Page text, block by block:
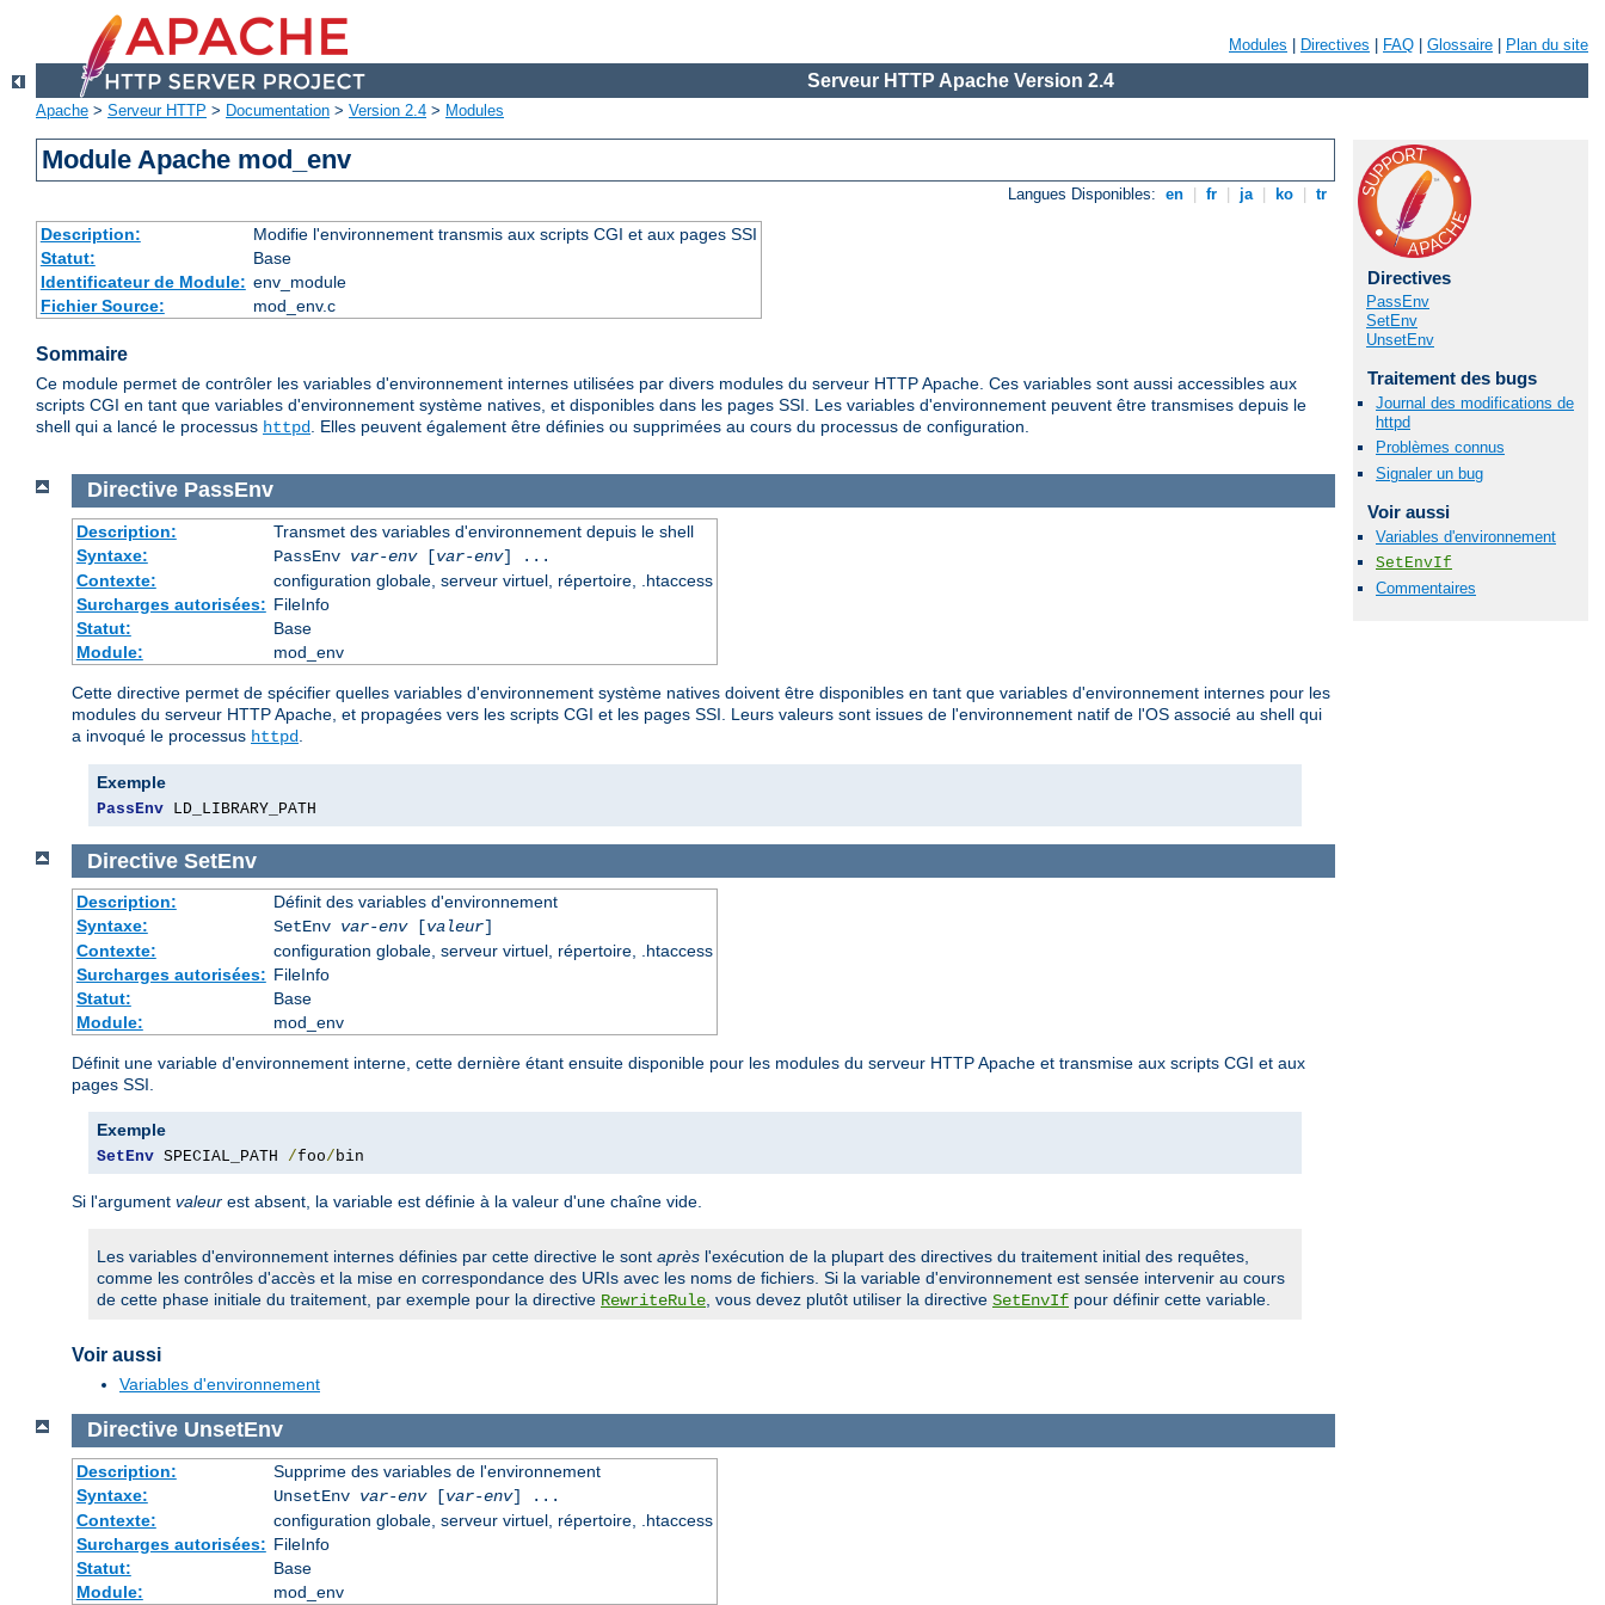
Modules Directives FAQ Glossaire Plan du site
Serveur HTTP Apache Version 2.4
Apache > Serveur HTTP > Documentation > Version 2.4 > Modules
Module Apache mod_env
Langues Disponibles: en fr ja ko tr
Description:
Modifie l'environnement transmis aux scripts CGI et aux pages SSI
Statut:
Base
Identificateur de Module: env_module
Fichier Source:
mod_env.c
Sommaire
Ce module permet de contrôler les variables d'environnement internes utilisées par divers modules du serveur HTTP Apache. Ces variables sont aussi accessibles aux
scripts CGI en tant que variables d'environnement système natives, et disponibles dans les pages SSI. Les variables d'environnement peuvent être transmises depuis le
shell qui a lancé le processus httpd. Elles peuvent également être définies ou supprimées au cours du processus de configuration.
Directives
PassEnv
SetEnv
UnsetEnv
Traitement des bugs
Journal des modifications de
httpd
Problèmes connus
Signaler un bug
Voir aussi
Variables d'environnement
SetEnvIf
Commentaires
Directive PassEnv
Description:
Transmet des variables d'environnement depuis le shell
Syntaxe:
PassEnv var-env[var-env] ...
Contexte:
configuration globale, serveur virtuel, répertoire, .htaccess
Surcharges autorisées: FileInfo
Statut:
Base
Module:
mod_env
Cette directive permet de spécifier quelles variables d'environnement système natives doivent être disponibles en tant que variables d'environnement internes pour les
modules du serveur HTTP Apache, et propagées vers les scripts CGI et les pages SSI. Leurs valeurs sont issues de l'environnement natif de l'OS associé au shell qui
a invoqué le processus httpd
Exemple
PassEnv LD_LIBRARY_PATH
Directive SetEnv
Description:
Définit des variables d'environnement
Syntaxe:
SetEnv var-env[valeur]
Contexte:
configuration globale, serveur virtuel, répertoire, .htaccess
Surcharges autorisées: FileInfo
Statut:
Base
Module:
mod_env
Définit une variable d'environnement interne, cette dernière étant ensuite disponible pour les modules du serveur HTTP Apache et transmise aux scripts CGI et aux
pages SSI.
Exemple
SetEnv SPECIAL_PATH /foo/bin
Si l'argument valeur est absent, la variable est définie à la valeur d'une chaîne vide.
Les variables d'environnement internes définies par cette directive le sont après l'exécution de la plupart des directives du traitement initial des requêtes,
comme les contrôles d'accès et la mise en correspondance des URIs avec les noms de fichiers. Si la variable d'environnement est sensée intervenir au cours
de cette phase initiale du traitement, par exemple pour la directive RewriteRule, vous devez plutôt utiliser la directive SetEnvIf pour définir cette variable.
Voir aussi
Variables d'environnement
Directive UnsetEnv
Description:
Supprime des variables de l'environnement
Syntaxe:
UnsetEnv var-env[var-env] ...
Contexte:
configuration globale, serveur virtuel, répertoire, .htaccess
Surcharges autorisées: FileInfo
Statut:
Base
Module:
mod_env